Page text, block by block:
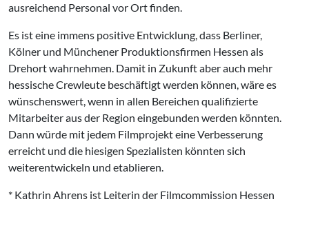
ausreichend Personal vor Ort finden.
Es ist eine immens positive Entwicklung, dass Berliner,
Kölner und Münchener Produktionsfirmen Hessen als
Drehort wahrnehmen. Damit in Zukunft aber auch mehr
hessische Crewleute beschäftigt werden können, wäre es
wünschenswert, wenn in allen Bereichen qualifizierte
Mitarbeiter aus der Region eingebunden werden könnten.
Dann würde mit jedem Filmprojekt eine Verbesserung
erreicht und die hiesigen Spezialisten könnten sich
weiterentwickeln und etablieren.
* Kathrin Ahrens ist Leiterin der Filmcommission Hessen